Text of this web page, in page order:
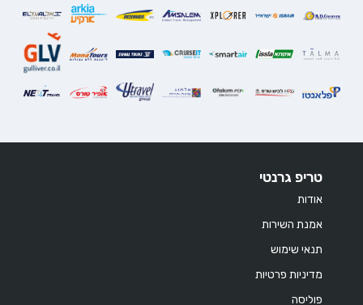
טריפ גרנטי
אודות
אמנת השירות
תנאי שימוש
מדיניות פרטיות
פוליסה